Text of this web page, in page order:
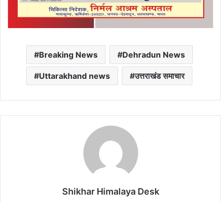
Breaking News Dehradun News
Uttarakhand news उत्तराखंड समाचार
Shikhar Himalaya Desk